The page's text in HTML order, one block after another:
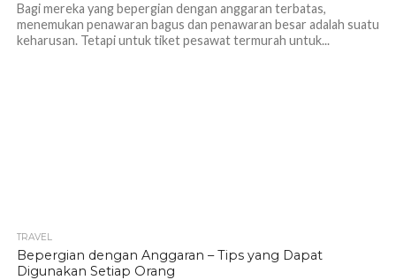
Bagi mereka yang bepergian dengan anggaran terbatas,
menemukan penawaran bagus dan penawaran besar adalah suatu
keharusan. Tetapi untuk tiket pesawat termurah untuk...
TRAVEL
Bepergian dengan Anggaran – Tips yang Dapat
Digunakan Setiap Orang